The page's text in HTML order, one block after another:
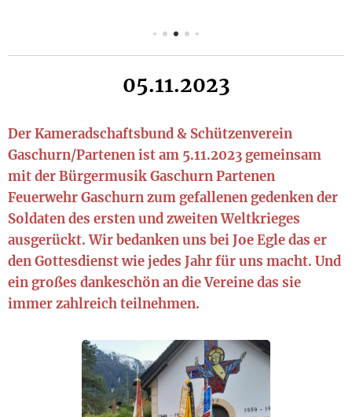
05.11.2023
Der Kameradschaftsbund & Schützenverein
Gaschurn/Partenen ist am 5.11.2023 gemeinsam
mit der Bürgermusik Gaschurn Partenen
Feuerwehr Gaschurn zum gefallenen gedenken der
Soldaten des ersten und zweiten Weltkrieges
ausgerückt. Wir bedanken uns bei Joe Egle das er
den Gottesdienst wie jedes Jahr für uns macht. Und
ein großes dankeschön an die Vereine das sie
immer zahlreich teilnehmen.